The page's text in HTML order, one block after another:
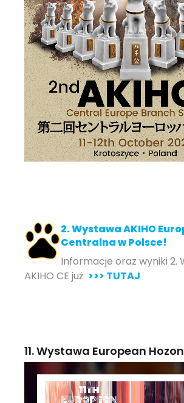
2. Wystawa AKIHO
Centralna w Polsce!
Informacje oraz wyniki 2.
AKIHO CE już >>> TUTAJ
11. Wystawa European